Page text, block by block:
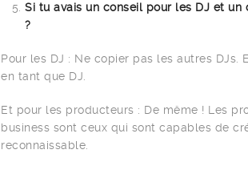
Si tu avais un conseil pour les DJ et
?
Pour les DJ : Ne copier pas les autres
en tant que DJ.
Et pour les producteurs : De même ! Les
business sont ceux qui sont capables de
reconnaissable.